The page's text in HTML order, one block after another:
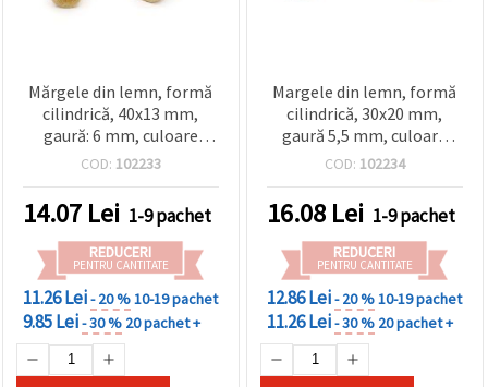
Mărgele din lemn, formă
cilindrică, 40x13 mm,
gaură: 6 mm, culoare
lemn natural - 5 bucăți
COD: 102233
14.07 Lei 1-9 pachet
REDUCERI
PENTRU CANTITATE
11.26 Lei- 20 %10-19 pachet
9.85 Lei- 30 % 20 pachet +
Margele din lemn, formă
cilindrică, 30x20 mm,
gaură 5,5 mm, culoare
lemn natural – set 4
COD: 102234
16.08 Lei 1-9 pachet
REDUCERI
PENTRU CANTITATE
12.86 Lei- 20 %10-19 pachet
11.26 Lei- 30 % 20 pachet +